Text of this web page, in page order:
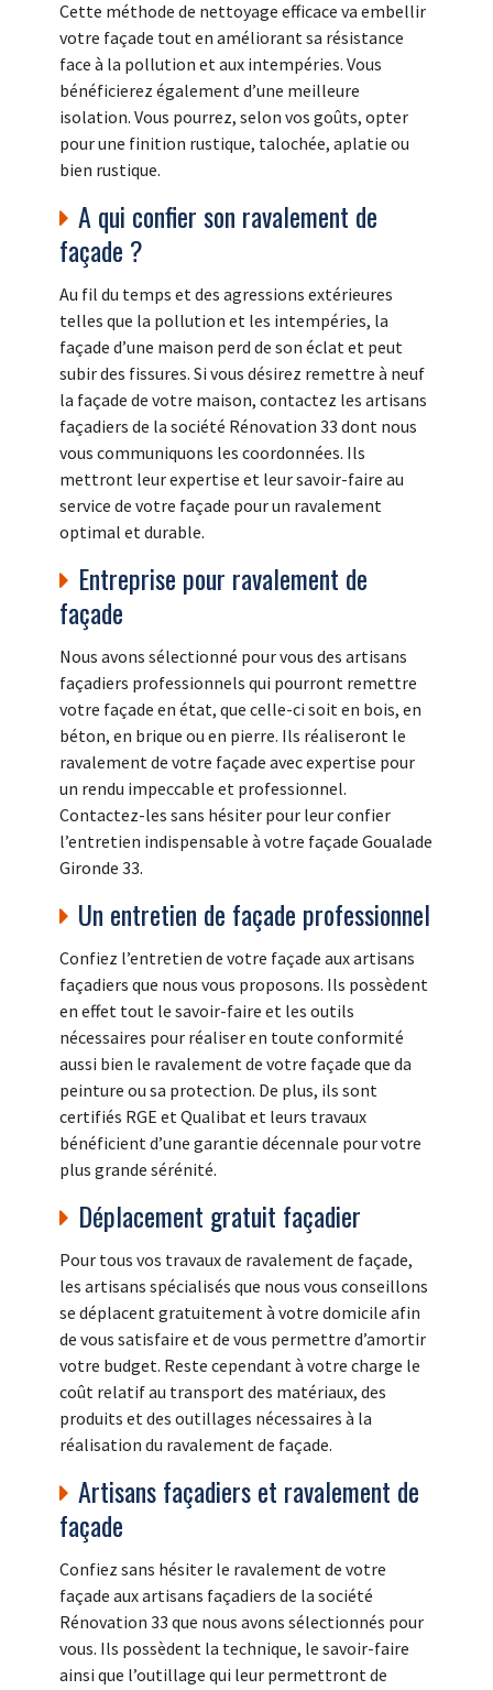
Cette méthode de nettoyage efficace va embellir
votre façade tout en améliorant sa résistance
face à la pollution et aux intempéries. Vous
bénéficierez également d’une meilleure
isolation. Vous pourrez, selon vos goûts, opter
pour une finition rustique, talochée, aplatie ou
bien rustique.
A qui confier son ravalement de
façade ?
Au fil du temps et des agressions extérieures
telles que la pollution et les intempéries, la
façade d’une maison perd de son éclat et peut
subir des fissures. Si vous désirez remettre à neuf
la façade de votre maison, contactez les artisans
façadiers de la société Rénovation 33 dont nous
vous communiquons les coordonnées. Ils
mettront leur expertise et leur savoir-faire au
service de votre façade pour un ravalement
optimal et durable.
Entreprise pour ravalement de
façade
Nous avons sélectionné pour vous des artisans
façadiers professionnels qui pourront remettre
votre façade en état, que celle-ci soit en bois, en
béton, en brique ou en pierre. Ils réaliseront le
ravalement de votre façade avec expertise pour
un rendu impeccable et professionnel.
Contactez-les sans hésiter pour leur confier
l’entretien indispensable à votre façade Goualade
Gironde 33.
Un entretien de façade professionnel
Confiez l’entretien de votre façade aux artisans
façadiers que nous vous proposons. Ils possèdent
en effet tout le savoir-faire et les outils
nécessaires pour réaliser en toute conformité
aussi bien le ravalement de votre façade que da
peinture ou sa protection. De plus, ils sont
certifiés RGE et Qualibat et leurs travaux
bénéficient d’une garantie décennale pour votre
plus grande sérénité.
Déplacement gratuit façadier
Pour tous vos travaux de ravalement de façade,
les artisans spécialisés que nous vous conseillons
se déplacent gratuitement à votre domicile afin
de vous satisfaire et de vous permettre d’amortir
votre budget. Reste cependant à votre charge le
coût relatif au transport des matériaux, des
produits et des outillages nécessaires à la
réalisation du ravalement de façade.
Artisans façadiers et ravalement de
façade
Confiez sans hésiter le ravalement de votre
façade aux artisans façadiers de la société
Rénovation 33 que nous avons sélectionnés pour
vous. Ils possèdent la technique, le savoir-faire
ainsi que l’outillage qui leur permettront de